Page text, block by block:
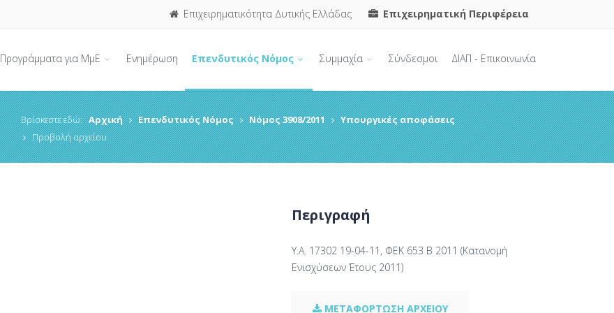
Επιχειρηματικότητα Δυτικής Ελλάδας Επιχειρηματική Περιφέρεια
Προγράμματα για ΜμΕ Ενημέρωση Επενδυτικός Νόμος Συμμαχία Σύνδεσμοι ΔΙΑΠ - Επικοινωνία
Βρίσκεστε εδώ: Αρχική Επενδυτικός Νόμος Νόμος 3908/2011
Υπουργικές αποφάσεις
Προβολή αρχείου
Περιγραφή
Υ.Α. 17302 19-04-11, ΦΕΚ 653 Β 2011 (Κατανομή
Ενισχύσεων Έτους 2011)
ΜΕΤΑΦΟΡΤΩΣΗ ΑΡΧΕΙΟΥ